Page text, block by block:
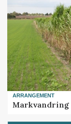
ARRANGEMENT
Markvandring